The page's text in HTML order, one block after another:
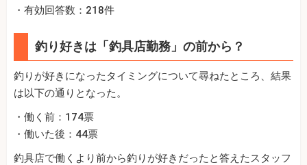
・有効回答数：218件
釣り好きは「釣具店勤務」の前から？
釣りが好きになったタイミングについて尋ねたところ、結果
は以下の通りとなった。
・働く前：174票
・働いた後：44票
釣具店で働くより前から釣りが好きだったと答えたスタッフ